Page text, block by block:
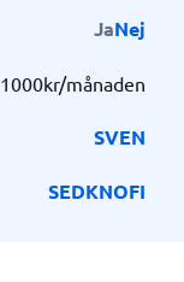
JaNej
månaden
SVEN
SEDKNOFI